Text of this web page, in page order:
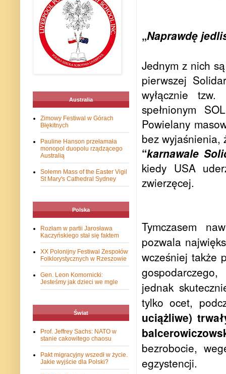
„Naprawdę
Jednym z nich
pierwszej
wyłącznie
spełnionym
Powielany
bez
“karnawale
kiedy USA
zwierzęcej.
Tymczasem
pozwala
wcześniej także
jednak
tylko ocet,
uciążliwe)
bezrobocie,
egzystencji.
Australia
Zimowy Festiwal w Górach
Błękitnych
Pauline Hanson przełamała
monopol duopolu rządzącego
Australią
Solemn Mass of the Easter Vigil
St Mary's Cathedral Sydney
Polska
Rozłam w partii Jarosława
Kaczyńskiego stał się faktem
XX Polonijny Festiwal Zespołów
Folklorystycznych w Rzeszowie
Gen. Leon Komornicki:
Jesteśmy jak dzieci we mgle
Świat
Prof. Jeffrey Sachs: NATO w
stanie cakowitego chaosu
Pakt migracyjny wszedł w życie.
Jakie wyjście dla Polski?